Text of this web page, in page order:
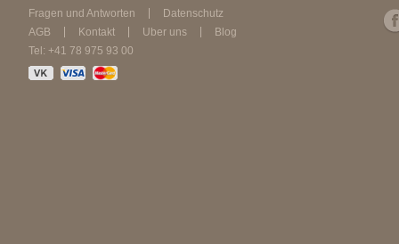
Fragen und Antworten
Datenschutz
AGB
Kontakt Über uns
Blog
Tel: +41 78 975 93 00